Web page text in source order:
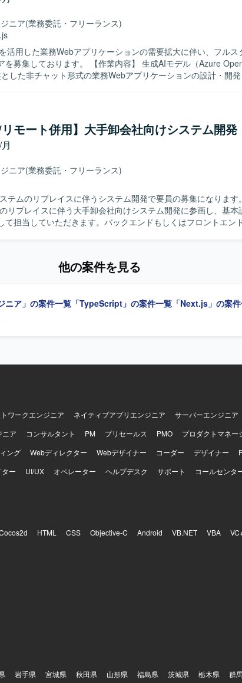
計まで一連の工程に関わることができ、設計力や技術選定の知見
ンフラ：AWS DB：Oracle
ニア(業務委託・フリーランス)
活用した業務Webアプリケーションの需要拡大に伴い、フルス
作業内容】 生成AIモデル（Azure OpenAI や
した非チャット形式の業務Webアプリケーションの設計・開
アプリケーションと自社独自開発プラグインの連携実装を行い
ションを構築していただきます。 要件調整や技術スタック選定
策定から実装、テスト、リリース後の改善までを継続的に対応し
アップできる方を求めております。 顧客とのコミュニケーショ
、分かりやすく提案・説明することができる方を歓迎いたします
エンドまで幅広く対応しつつ、チームメンバーと協調しながら成
。 【ポジションの魅力】 Azure OpenAI や Gemini
デルを活用したプロダクト開発に携わることで、実践的なAI活
す。 要件定義から運用まで一貫して関わることができるため、
の経験を幅広く積むことができます。 お客様ごとに異なる業務
を中心とした構成を想定しております。 Microsoft Azure 上の
などの生成AIモデルと連携するWebアプリケーション基盤
リモート併用】大手卸会社向けシステム開発
ニア(業務委託・フリーランス)
テムのリプレイスに伴うシステム開発で要員の募集になります。 【作
リプレイスに伴う大手卸会社向けシステム開発に参画し、基本
て担当していただきます。バックエンドもしくはフロントエン
に長期で参画でき、フロントエンドとバックエンドのいずれの領
はJavaとSQLを用いたシステム開発になります。
他の案件を見る
ニア」の案件一覧 「TypeScript」の案件一覧 「Next.js」の案
ワークエンジニア ネイティブアプリエンジニア サーバーエンジニア
ニア コンサルタント PM プリセールス PMO プロダクトマネー
ング Webディレクター Webデザイナー コーダー デザイナー
ター UI/UX オペレーター ヘルプデスク サポート コールセンタ
HTML CSS Objective-C Android VB.NET VBA
岩手県 宮城県 秋田県 山形県 福島県 茨城県 栃木県 群